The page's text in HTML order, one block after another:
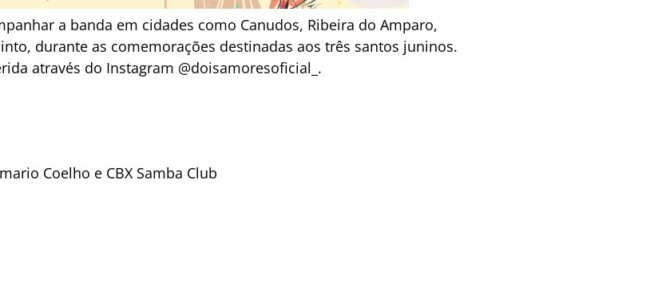
a banda em cidades como Canudos, Ribeira do Amparo,
durante as comemorações destinadas aos três santos juninos.
através do Instagram @doisamoresoficial_.
Coelho e CBX Samba Club